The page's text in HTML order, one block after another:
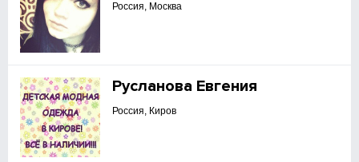
Россия, Москва
Русланова Евгения
Россия, Киров